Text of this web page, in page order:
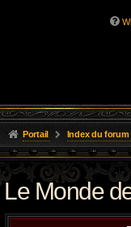
Portail Index du forum
Le Monde